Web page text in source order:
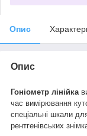
Опис
Опис
Гоніометр лінійка
час вимірювання
спеціальні шкали
рентгенівських